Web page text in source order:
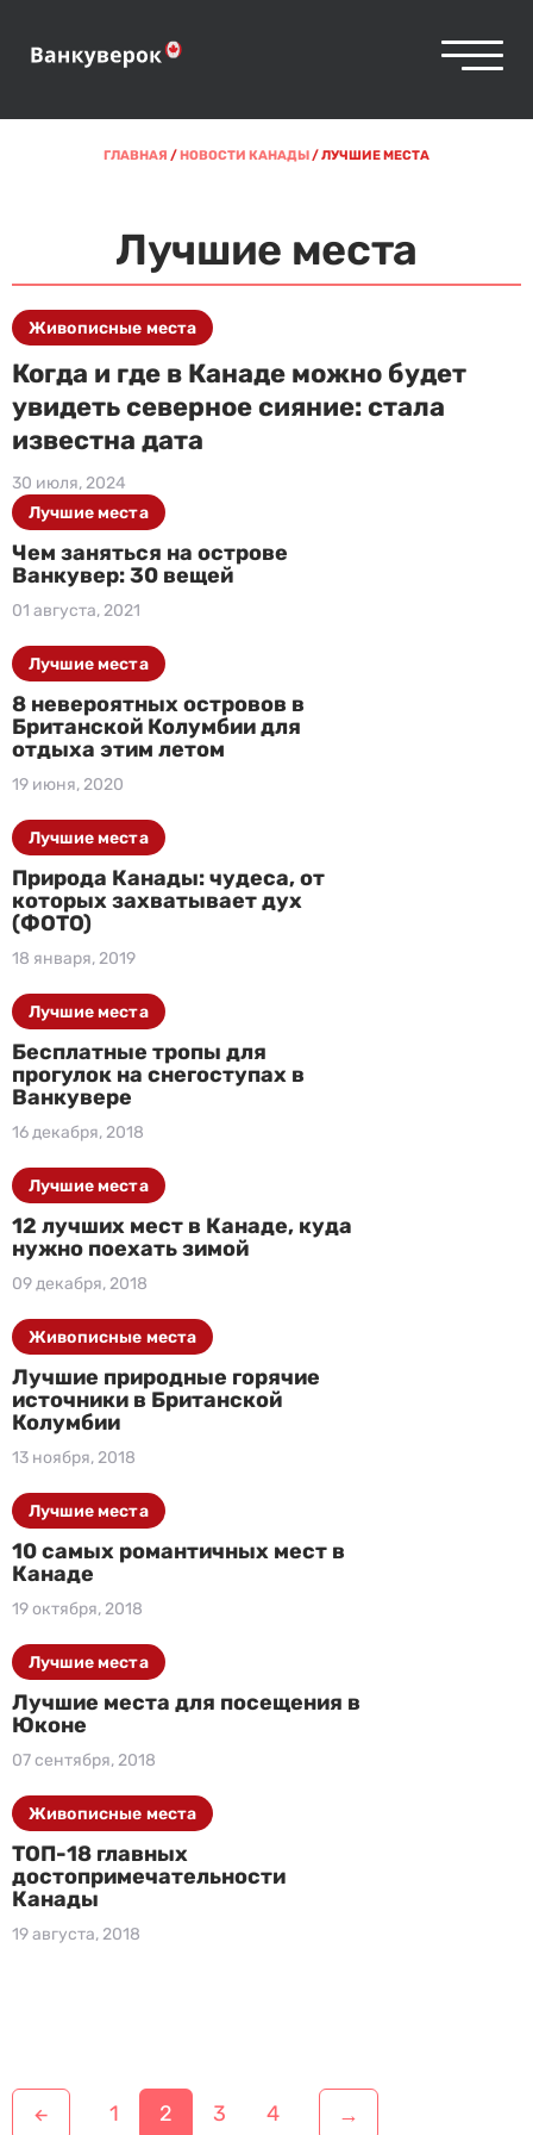
ГЛАВНАЯ /НОВОСТИ КАНАДЫ/ЛУЧШИЕ МЕСТА
Лучшие места
Когда и где в Канаде можно будет
увидеть северное сияние: стала
известна дата
30 июля, 2024
Живописные места
Чем заняться на острове
Ванкувер: 30 вещей
01 августа, 2021
Лучшие места
8 невероятных островов в
Британской Колумбии для
отдыха этим летом
19 июня, 2020
Лучшие места
Природа Канады: чудеса, от
которых захватывает дух
(ФОТО)
18 января, 2019
Лучшие места
Бесплатные тропы для
прогулок на снегоступах в
Ванкувере
16 декабря, 2018
Лучшие места
12 лучших мест в Канаде, куда
нужно поехать зимой
09 декабря, 2018
Лучшие места
Лучшие природные горячие
источники в Британской
Колумбии
13 ноября, 2018
Живописные места
10 самых романтичных мест в
Канаде
19 октября, 2018
Лучшие места
Лучшие места для посещения в
Юконе
07 сентября, 2018
Лучшие места
ТОП-18 главных
достопримечательности
Канады
19 августа, 2018
Живописные места
← 1 2 3 4 →